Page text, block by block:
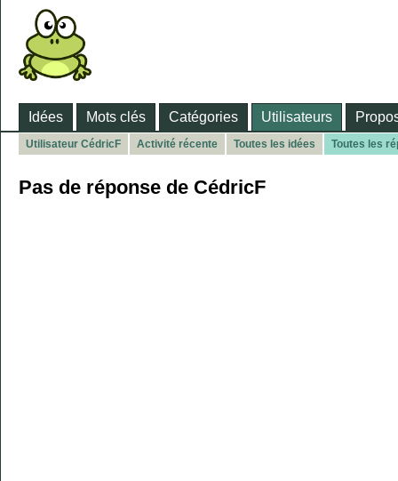
Idées Mots clés Catégories Utilisateurs
Utilisateur CédricF Activité récente Toutes les idées Toutes les
Pas de réponse de CédricF